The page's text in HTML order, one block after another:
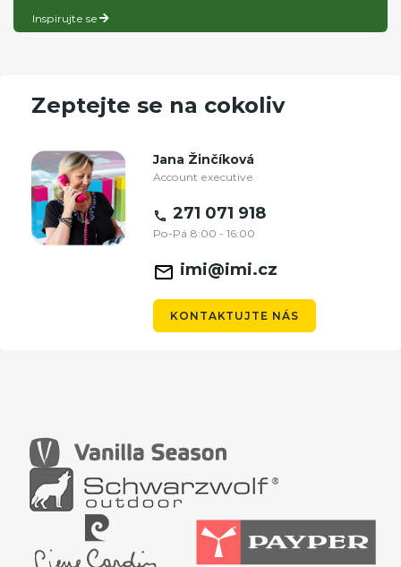
Inspirujte se
Zeptejte se na cokoliv
Jana Žinčíková
Account executive
271 071 918
Po-Pá 8:00 - 16:00
imi@imi.cz
KONTAKTUJTE NÁS